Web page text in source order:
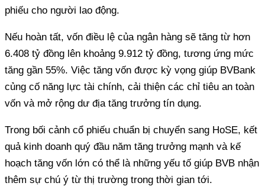
phiếu cho người lao động.
Nếu hoàn tất, vốn điều lệ của ngân hàng sẽ tăng từ hơn
6.408 tỷ đồng lên khoảng 9.912 tỷ đồng, tương ứng mức
tăng gần 55%. Việc tăng vốn được kỳ vọng giúp BVBank
củng cố năng lực tài chính, cải thiện các chỉ tiêu an toàn
vốn và mở rộng dư địa tăng trưởng tín dụng.
Trong bối cảnh cổ phiếu chuẩn bị chuyển sang HoSE, kết
quả kinh doanh quý đầu năm tăng trưởng mạnh và kế
hoạch tăng vốn lớn có thể là những yếu tố giúp BVB nhận
thêm sự chú ý từ thị trường trong thời gian tới.